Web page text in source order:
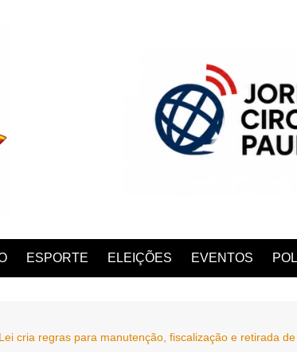
ESPORTE ELEIÇÕES EVENTOS
cria regras para manutenção, fiscalização e retirada